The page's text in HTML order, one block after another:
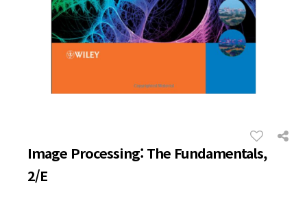
Image Processing: The Fundamentals,
2/E